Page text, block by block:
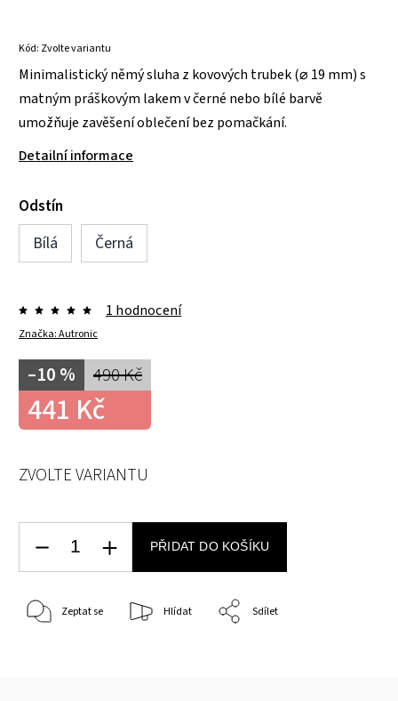
Kód: Zvolte variantu
Minimalistický němý sluha z kovových trubek (⌀ 19 mm) s
matným práškovým lakem v černé nebo bílé barvě
umožňuje zavěšení oblečení bez pomačkání.
Detailní informace
Odstín
Bílá
Černá
Značka:Autronic
1 hodnocení
490 Kč
–10 %
441 Kč
ZVOLTE VARIANTU
PŘIDAT DO KOŠÍKU
Zeptat se Hlídat Sdílet